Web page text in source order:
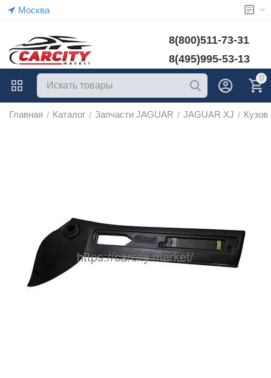
Москва
8(800)511-73-31
8(495)995-53-13
0
Главная / Каталог / Запчасти JAGUAR / JAGUAR XJ / Кузов